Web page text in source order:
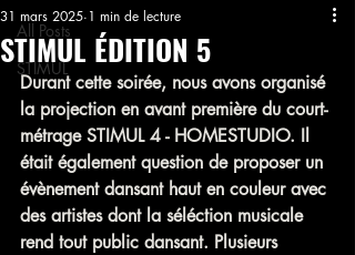
All Posts
STIMUL
STIMUL ÉDITION 5
31 mars 2025 1 min de lecture
Durant cette soirée, nous avons organisé
la projection en avant première du court-
métrage STIMUL 4 - HOMESTUDIO. Il
était également question de proposer un
évènement dansant haut en couleur avec
des artistes dont la séléction musicale
rend tout public dansant. Plusieurs